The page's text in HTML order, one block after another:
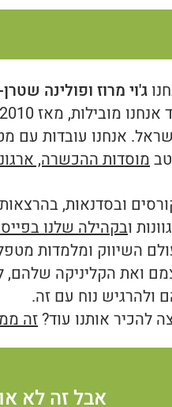
ג'וי מרוז ופולינה
אנחנו עובדות עם
מוסדות ההכשרה,
ובסדנאות,
ובקהילה שלנו
השיווק ומלמדות
ואת הקליניקה שלהם,
ולהרגיש נוח עם זה.
להכיר אותנו עוד?זה
אבל זה לא